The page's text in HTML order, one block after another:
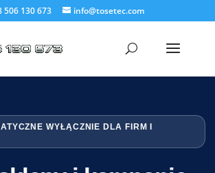
506 130 673 info@tosetec.com
WYŁĄCZNIE DLA FIRM I